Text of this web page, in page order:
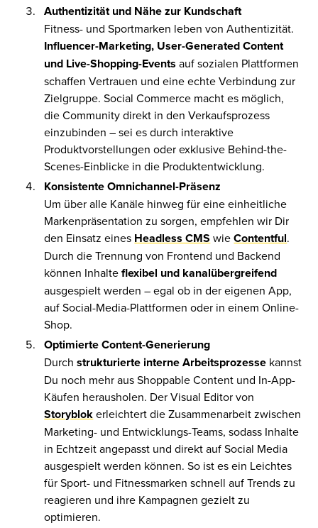
Authentizität und Nähe zur Kundschaft
Fitness- und Sportmarken leben von Authentizität.
Influencer-Marketing, User-Generated Content
und Live-Shopping-Events auf sozialen Plattformen
schaffen Vertrauen und eine echte Verbindung zur
Zielgruppe. Social Commerce macht es möglich,
die Community direkt in den Verkaufsprozess
einzubinden – sei es durch interaktive
Produktvorstellungen oder exklusive Behind-the-
Scenes-Einblicke in die Produktentwicklung.
Konsistente Omnichannel-Präsenz
Um über alle Kanäle hinweg für eine einheitliche
Markenpräsentation zu sorgen, empfehlen wir Dir
den Einsatz eines Headless CMS wieContentful.
Durch die Trennung von Frontend und Backend
können Inhalteflexibel und kanalübergreifend
ausgespielt werden – egal ob in der eigenen App,
auf Social-Media-Plattformen oder in einem Online-
Shop.
Optimierte Content-Generierung
Durchstrukturierte interne Arbeitsprozesse kannst
Du noch mehr aus Shoppable Content und In-App-
Käufen herausholen. Der Visual Editor von
Storyblokerleichtert die Zusammenarbeit zwischen
Marketing- und Entwicklungs-Teams, sodass Inhalte
in Echtzeit angepasst und direkt auf Social Media
ausgespielt werden können. So ist es ein Leichtes
für Sport- und Fitnessmarken schnell auf Trends zu
reagieren und ihre Kampagnen gezielt zu
optimieren.